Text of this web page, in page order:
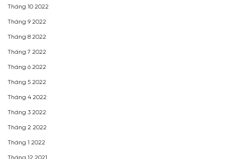
Tháng 10 2022
Tháng 9 2022
Tháng 8 2022
Tháng 7 2022
Tháng 6 2022
Tháng 5 2022
Tháng 4 2022
Tháng 3 2022
Tháng 2 2022
Tháng 1 2022
Tháng 12 2021